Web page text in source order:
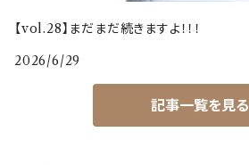
【vol.28】まだまだ続きますよ！！！
2026/6/29
記事一覧を見る